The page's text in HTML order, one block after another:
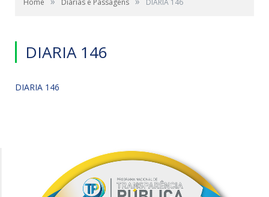
Home Diárias e Passagens DIARIA 146
DIARIA 146
DIARIA 146